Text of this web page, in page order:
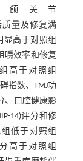
关节
质量及修复满
显高于对照组
嚼效率和修复
高于对照组
指数、TMJ功
、口腔健康影
14)评分和修
低于对照组
高于对照组